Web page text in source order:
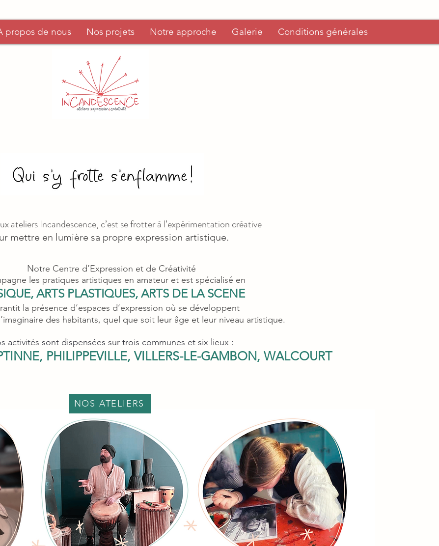
propos de nous Nos projets Notre approche Galerie Conditions générales
ateliers Incandescence, c’est se frotter à l’expérimentation créative
mettre en lumière sa propre expression artistique.
Notre Centre d’Expression et de Créativité
les pratiques artistiques en amateur et est spécialisé en
ARTS PLASTIQUES, ARTS DE LA SCENE
la présence d’espaces d’expression où se développent
des habitants, quel que soit leur âge et leur niveau artistique.
activités sont dispensées sur trois communes et six lieux :
PHILIPPEVILLE, VILLERS-LE-GAMBON, WALCOURT
NOS ATELIERS